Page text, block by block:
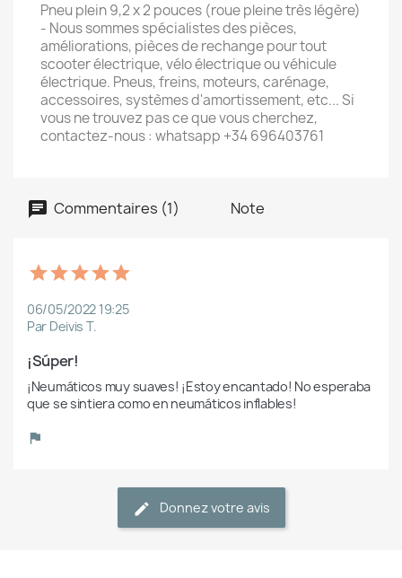
Pneu plein 9,2 x 2 pouces (roue pleine très légère)
- Nous sommes spécialistes des pièces,
améliorations, pièces de rechange pour tout
scooter électrique, vélo électrique ou véhicule
électrique. Pneus, freins, moteurs, carénage,
accessoires, systèmes d'amortissement, etc... Si
vous ne trouvez pas ce que vous cherchez,
contactez-nous : whatsapp +34 696403761
Commentaires (1) Note
06/05/2022 19:25
Par Deivis T.
¡Súper!
¡Neumáticos muy suaves! ¡Estoy encantado! No esperaba
que se sintiera como en neumáticos inflables!
Donnez votre avis